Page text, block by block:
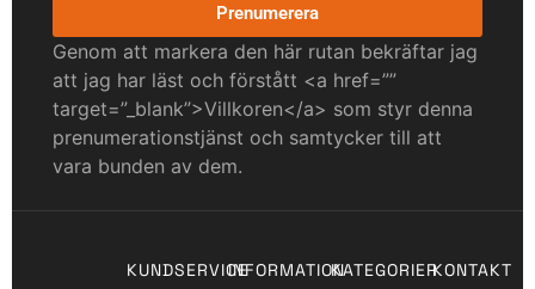
Prenumerera
Genom att markera den här rutan bekräftar jag
att jag har läst och förstått <a href=””
target=”_blank”>Villkoren</a> som styr denna
prenumerationstjänst och samtycker till att
vara bunden av dem.
KUNDSERVICEINFORMATIONKATEGORIERKONTAKT